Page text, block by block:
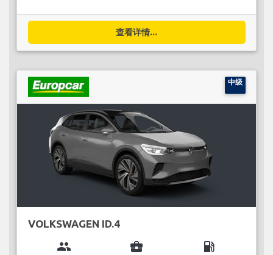
查看详情...
中级
VOLKSWAGEN ID.4
group business_center local_gas_station